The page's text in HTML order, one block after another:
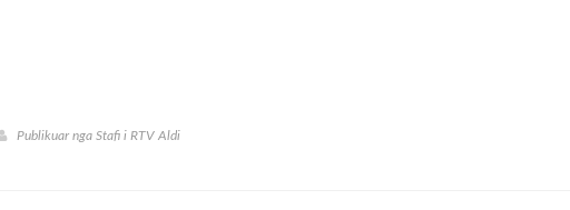
Publikuar nga Stafi i RTV Aldi